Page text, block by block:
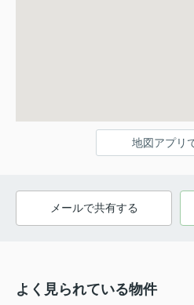
地図アプリ
メールで共有する
よく見られている物件